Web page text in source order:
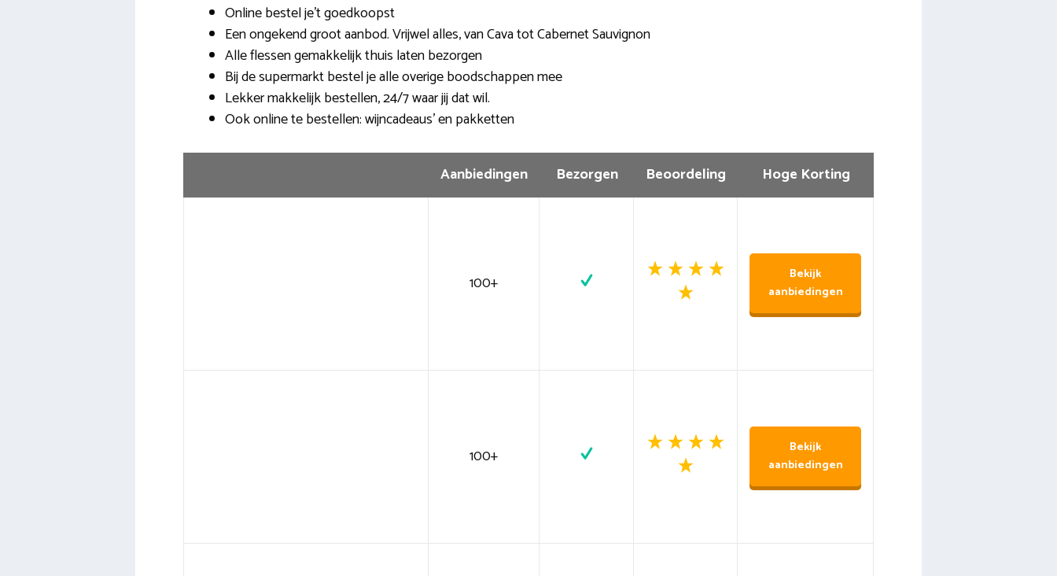
Online bestel je’t goedkoopst
Een ongekend groot aanbod. Vrijwel alles, van Cava tot Cabernet Sauvignon
Alle flessen gemakkelijk thuis laten bezorgen
Bij de supermarkt bestel je alle overige boodschappen mee
Lekker makkelijk bestellen, 24/7 waar jij dat wil.
Ook online te bestellen: wijncadeaus’ en pakketten
Aanbiedingen Bezorgen Beoordeling Hoge Korting
100+
Bekijk
aanbiedingen
100+
Bekijk
aanbiedingen